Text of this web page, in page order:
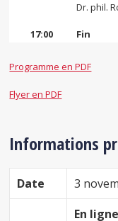
Dr. phil.
17:00 Fin
Programme en PDF
Flyer en PDF
Informations
Date 3
En ligne